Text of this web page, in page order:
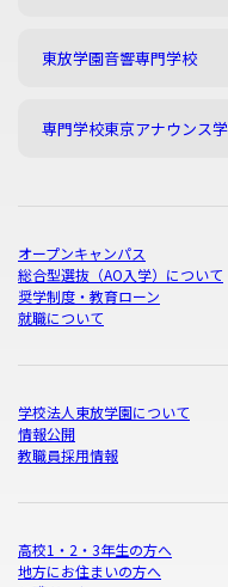
東放学園音響専門学校
専門学校東京アナウンス
オープンキャンパス
総合型選抜（AO入学）について
奨学制度・教育ローン
就職について
学校法人東放学園について
情報公開
教職員採用情報
高校1・2・3年生の方へ
地方にお住まいの方へ